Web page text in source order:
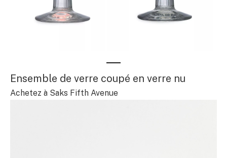
Ensemble de verre coupé en verre nu
Achetez à Saks Fifth Avenue